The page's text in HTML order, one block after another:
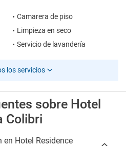
Camarera de piso
Limpieza en seco
Servicio de lavandería
los servicios
sobre Hotel
Colibri
en Hotel Residence